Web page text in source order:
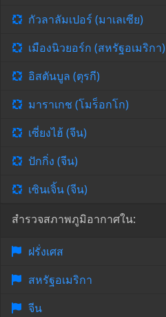
กัวลาลัมเปอร์ (มาเลเซีย)
เมืองนิวยอร์ก (สหรัฐอเมริกา)
อิสตันบูล (ตุรกี)
มาราเกช (โมร็อกโก)
เซี่ยงไฮ้ (จีน)
ปักกิ่ง (จีน)
เซินเจิ้น (จีน)
สำรวจสภาพภูมิอากาศใน:
ฝรั่งเศส
สหรัฐอเมริกา
จีน